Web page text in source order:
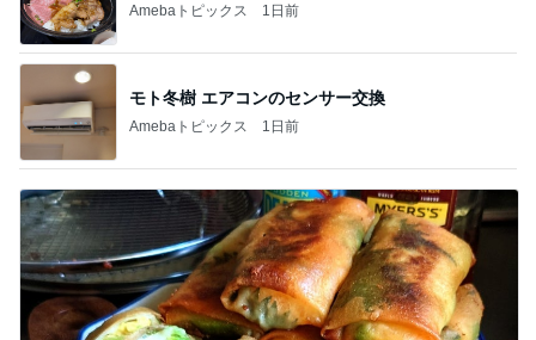
Amebaトピックス 1日前
モト冬樹 エアコンのセンサー交換
Amebaトピックス 1日前